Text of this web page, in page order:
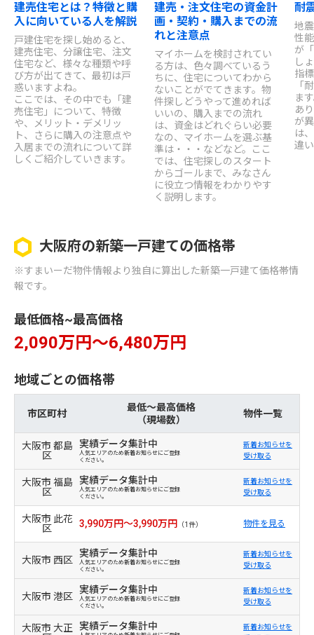
建売住宅とは？特徴と購
入に向いている人を解説
戸建住宅を探し始めると、
建売住宅、分譲住宅、注文
住宅など、様々な種類や呼
び方が出てきて、最初は戸
惑いますよね。
ここでは、その中でも「建
売住宅」について、特徴
や、メリット・デメリッ
ト、さらに購入の注意点や
入居までの流れについて詳
しくご紹介していきます。
建売・注文住宅の資金計
画・契約・購入までの流
れと注意点
マイホームを検討されてい
る方は、色々調べているう
ちに、住宅についてわから
ないことがでてきます。物
件探しどうやって進めれば
いいの、購入までの流れ
は、資金はどれぐらい必要
なの、マイホームを選ぶ基
準は・・・などなど。ここ
では、住宅探しのスタート
からゴールまで、みなさん
に役立つ情報をわかりやす
く説明します。
耐
地
性
が
し
指
「
ま
あ
が
は
違
大阪府の新築一戸建ての価格帯
※すまいーだ物件情報より独自に算出した新築一戸建て価格帯情
報です。
最低価格~最高価格
2,090万円～6,480万円
地域ごとの価格帯
市区町村
最低～最高価格
（現場数）
物件一覧
大阪市 都島
区
実績データ集計中
人気エリアのため新着お知らせにご登録
ください。
新着お知らせを
受け取る
大阪市 福島
区
実績データ集計中
人気エリアのため新着お知らせにご登録
ください。
新着お知らせを
受け取る
大阪市 此花
区
3,990万円～3,990万円 （1件） 物件を見る
大阪市 西区
実績データ集計中
人気エリアのため新着お知らせにご登録
ください。
新着お知らせを
受け取る
大阪市 港区
実績データ集計中
人気エリアのため新着お知らせにご登録
ください。
新着お知らせを
受け取る
大阪市 大正
実績データ集計中
新着お知らせを